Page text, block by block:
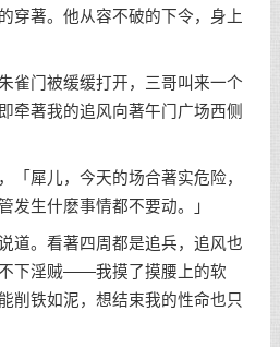
穿著。他从容不破的下令，身上
门被缓缓打开，三哥叫来一个
牵著我的追风向著午门广场西侧
犀儿，今天的场合著实危险，
发生什麽事情都不要动。」
。看著四周都是追兵，追风也
下淫贼——我摸了摸腰上的软
削铁如泥，想结束我的性命也只